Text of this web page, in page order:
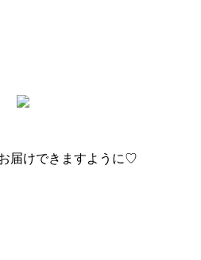
届けできますように♡